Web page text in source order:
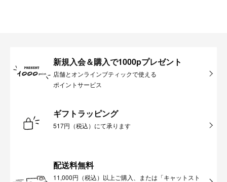
新規入会＆購入で1000pプレゼント
店舗とオンラインブティックで使える
ポイントサービス
ギフトラッピング
517円（税込）にて承ります
配送料無料
11,000円（税込）以上ご購入、または「キャットスト